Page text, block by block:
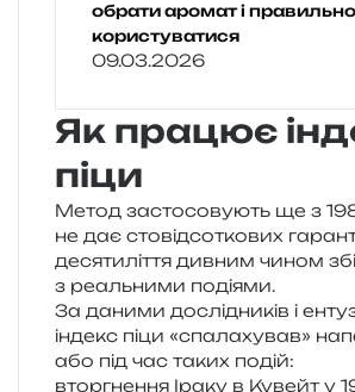
обрати аромат і
користуватися
09.03.2026
Як працює
піци
Метод засто­со­ву­ють ще з
не дає сто­від­со­тко­вих
деся­ти­лі­т­тя див­ним чином
з реаль­ни­ми подіями.
За дани­ми дослі­дни­ків і
індекс піци «спа­ла­ху­вав»
або під час таких подій:
втор­гне­н­ня Іраку в Кувейт у